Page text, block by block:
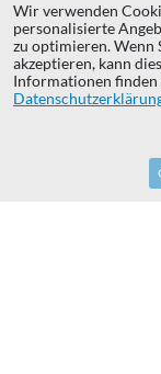
Copyright © 2014 -
| All logos and
owners.
Wir verwenden
personalisierte
zu optimieren. Wenn
akzeptieren, kann
Informationen